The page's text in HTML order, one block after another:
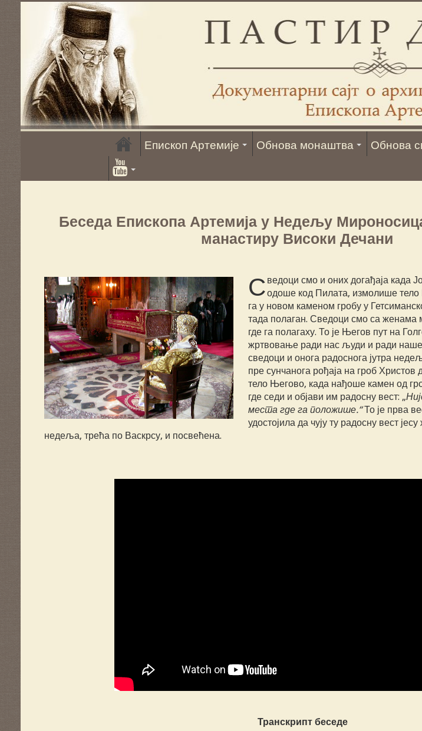
Епископ Артемије Обнова монаштва Обнова
Беседа Епископа Артемија у Недељу
манастиру Високи Дечани
С ведоци смо и оних догађаја када
одоше код Пилата, измолише
га у новом каменом гробу у
тада полаган. Сведоци смо са женама
где га полагаху. То је Његов пут на
жртвовање ради нас људи и ради
сведоци и онога радоснога јутра
пре сунчанога рођаја на гроб
тело Његово, када нађоше камен од
где седи и објави им радосну вест: „
места где га положише.“То је прва
удостојила да чују ту радосну вест
недеља, трећа по Васкрсу, и посвећена.
Транскрипт беседе